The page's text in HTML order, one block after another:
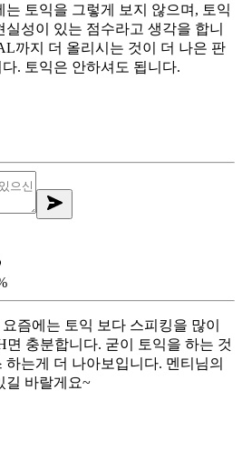
는 토익을 그렇게 보지 않으며, 토익
실성이 있는 점수라고 생각을 합니
까지 더 올리시는 것이 더 나은 판
. 토익은 안하셔도 됩니다.
즘에는 토익 보다 스피킹을 많이
면 충분합니다. 굳이 토익을 하는 것
하는게 더 나아보입니다. 멘티님의
길 바랄게요~